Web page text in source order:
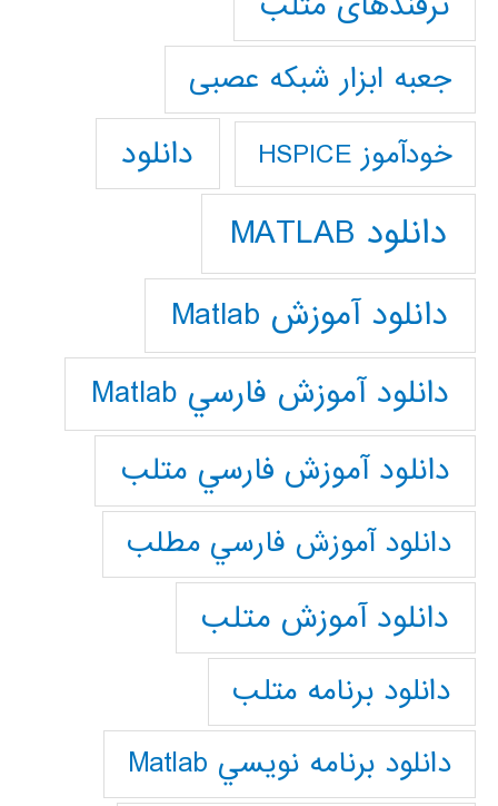
جعبه ابزار شبکه عصبی
خودآموز HSPICE دانلود
دانلود MATLAB
دانلود آموزش Matlab
دانلود آموزش فارسي Matlab
دانلود آموزش فارسي متلب
دانلود آموزش فارسي مطلب
دانلود آموزش متلب
دانلود برنامه متلب
دانلود برنامه نويسي Matlab